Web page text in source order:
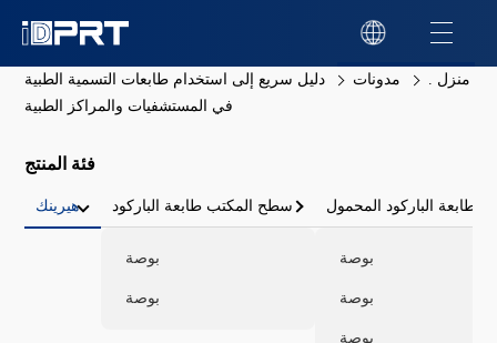
منزل . مدونات
دليل سريع إلى استخدام طابعات التسمية الطبية
في المستشفيات والمراكز الطبية
فئة المنتج
هيرينك سطح المكتب طابعة الباركود
بوصة
بوصة
طابعة الباركود المحمول
بوصة
بوصة
بوصة